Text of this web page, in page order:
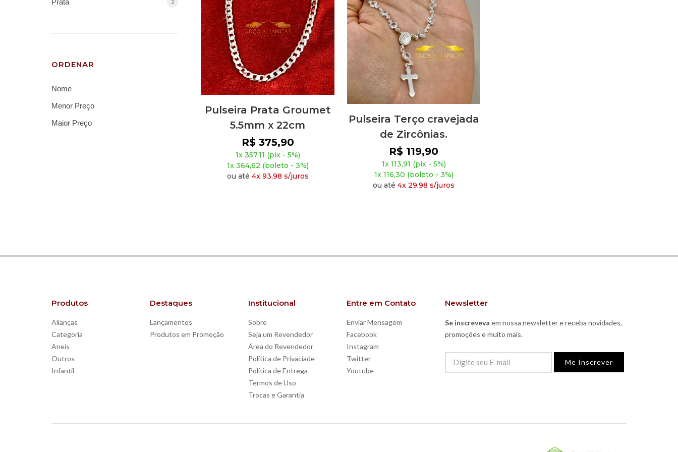
Pulseira Prata Groumet
5.5mm x 22cm
R$ 375,90
1x 357,11 (pix - 5%)
1x 364,62 (boleto - 3%)
ou até 4x 93,98 s/juros
Pulseira Terço cravejada
de Zircônias.
R$ 119,90
1x 113,91 (pix - 5%)
1x 116,30 (boleto - 3%)
ou até4x 29,98 s/juros
Prata 2
ORDENAR
Nome
Menor Preço
Maior Preço
Produtos
Alianças
Categoria
Aneis
Outros
Infantil
Destaques
Lançamentos
Produtos em Promoção
Institucional
Sobre
Seja um Revendedor
Área do Revendedor
Política de Privaciade
Política de Entrega
Termos de Uso
Trocas e Garantia
Entre em Contato
Enviar Mensagem
Facebook
Instagram
Twitter
Youtube
Newsletter
Se inscreveva em nossa newsletter e receba novidades,
promoções e muito mais.
Me Inscrever